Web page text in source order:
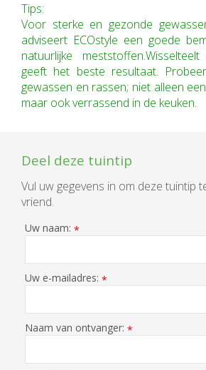
Tips:
Voor sterke en gezonde
adviseert ECOstyle een goede
natuurlijke
geeft het beste resultaat.
gewassen en rassen; niet alleen
maar ook verrassend in de keuken.
Deel deze tuintip
Vul uw gegevens in om deze tuintip
vriend.
Uw naam: *
Uw e-mailadres: *
Naam van ontvanger: *